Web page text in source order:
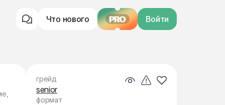
Что нового PRO Войти
грейд
senior
формат